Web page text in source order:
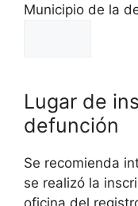
Municipio de la
Lugar de
defunción
Se recomienda
se realizó la
oficina del